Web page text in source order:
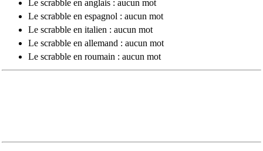
Le scrabble en anglais : aucun mot
Le scrabble en espagnol : aucun mot
Le scrabble en italien : aucun mot
Le scrabble en allemand : aucun mot
Le scrabble en roumain : aucun mot